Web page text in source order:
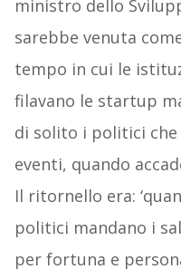
ministro dello
sarebbe venuta
tempo in cui le
filavano le startup
di solito i politici
eventi, quando
Il ritornello era:
politici mandano i
per fortuna e